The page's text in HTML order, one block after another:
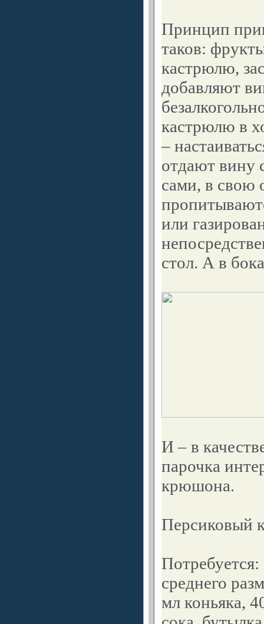
Принцип
таков:
кастрюлю,
добавляют
кастрюлю в
–
отдают вину
сами, в свою
или
стол. А в
И – в
парочка
крюшона.
Персиковый
среднего
мл коньяка,